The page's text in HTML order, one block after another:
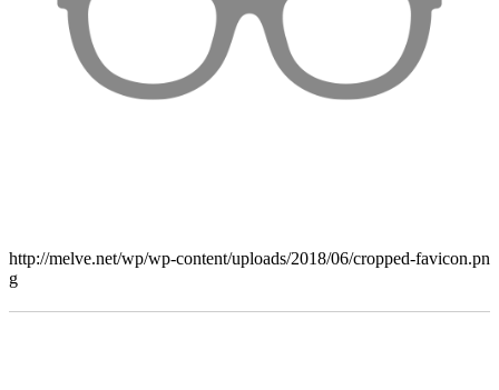
http://melve.net/wp/wp-content/uploads/2018/06/cropped-favicon.pn
g